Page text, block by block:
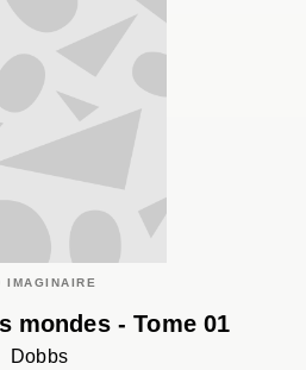
IMAGINAIRE
mondes - Tome 01
Dobbs